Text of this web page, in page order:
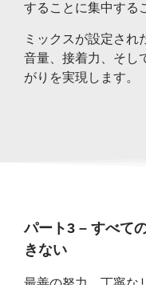
することに集中する
ミックスが設定され
音量、接着力、そし
がりを実現します。
パート3 – すべて
きない